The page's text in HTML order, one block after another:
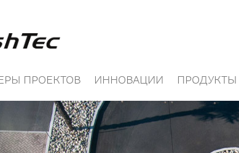
ПРОЕКТОВ ИННОВАЦИИ ПРОДУКТЫ